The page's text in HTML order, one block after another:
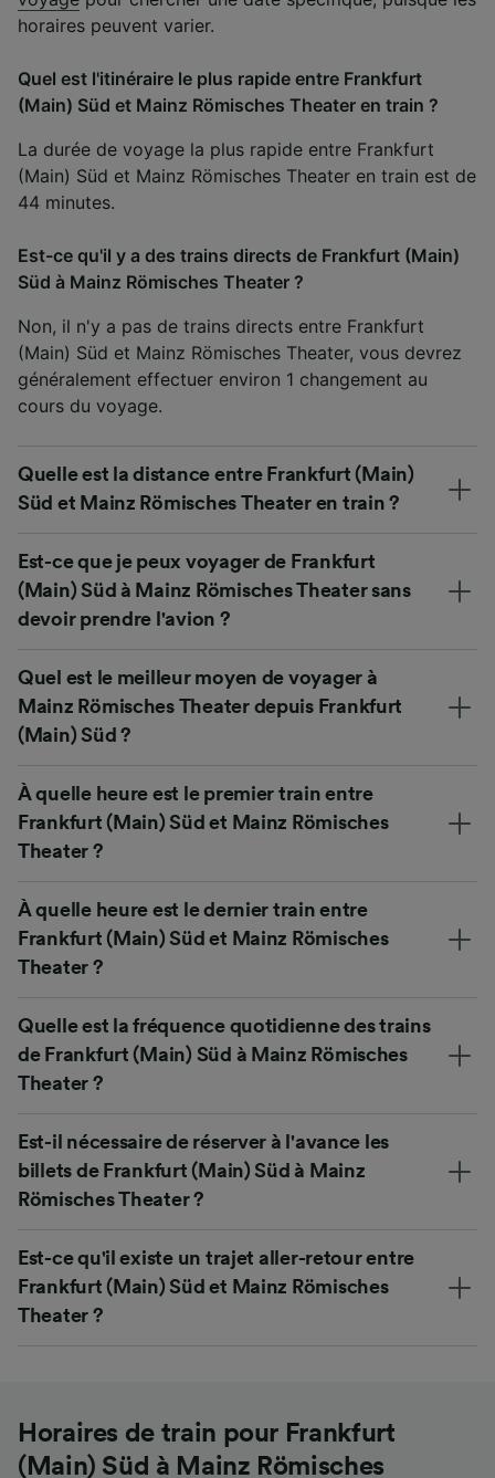
horaires peuvent varier.
Quel est l'itinéraire le plus rapide entre Frankfurt
(Main) Süd et Mainz Römisches Theater en train ?
La durée de voyage la plus rapide entre Frankfurt
(Main) Süd et Mainz Römisches Theater en train est de
44 minutes.
Est-ce qu'il y a des trains directs de Frankfurt (Main)
Süd à Mainz Römisches Theater ?
Non, il n'y a pas de trains directs entre Frankfurt
(Main) Süd et Mainz Römisches Theater, vous devrez
généralement effectuer environ 1 changement au
cours du voyage.
Quelle est la distance entre Frankfurt (Main)
Süd et Mainz Römisches Theater en train ?
Est-ce que je peux voyager de Frankfurt
(Main) Süd à Mainz Römisches Theater sans
devoir prendre l'avion ?
Quel est le meilleur moyen de voyager à
Mainz Römisches Theater depuis Frankfurt
(Main) Süd ?
À quelle heure est le premier train entre
Frankfurt (Main) Süd et Mainz Römisches
Theater ?
À quelle heure est le dernier train entre
Frankfurt (Main) Süd et Mainz Römisches
Theater ?
Quelle est la fréquence quotidienne des trains
de Frankfurt (Main) Süd à Mainz Römisches
Theater ?
Est-il nécessaire de réserver à l'avance les
billets de Frankfurt (Main) Süd à Mainz
Römisches Theater ?
Est-ce qu'il existe un trajet aller-retour entre
Frankfurt (Main) Süd et Mainz Römisches
Theater ?
Horaires de train pour Frankfurt
(Main) Süd à Mainz Römisches